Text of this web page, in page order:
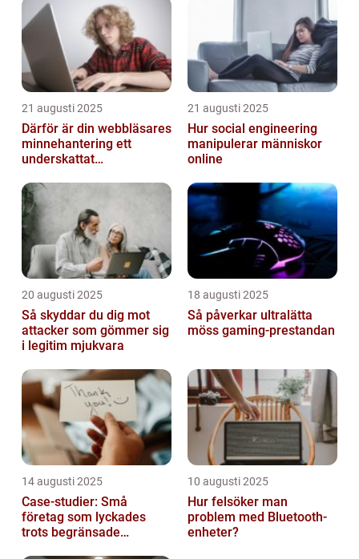
21 augusti 2025
Därför är din webbläsares
minnehantering ett
underskattat
21 augusti 2025
Hur social engineering
manipulerar människor
online
20 augusti 2025
Så skyddar du dig mot
attacker som gömmer sig
i legitim mjukvara
18 augusti 2025
Så påverkar ultralätta
möss gaming-prestandan
14 augusti 2025
Case-studier: Små
företag som lyckades
trots begränsade
10 augusti 2025
Hur felsöker man
problem med Bluetooth-
enheter?